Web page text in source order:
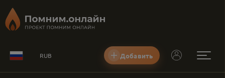
RUB Добавить